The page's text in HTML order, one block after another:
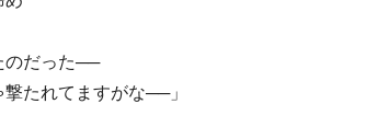
だった──
たれてますがな──」